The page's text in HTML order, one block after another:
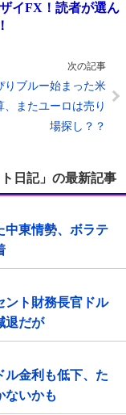
イFX！読者が選ん
次の記事
りブルー始まった米
、またユーロは売り
場探し？？
日記」の最新記事
中東情勢、ボラテ
ント財務長官ドル
退だが
ル金利も低下、た
ないかも